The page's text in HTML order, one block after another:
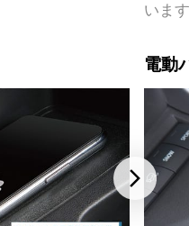
いま
電動